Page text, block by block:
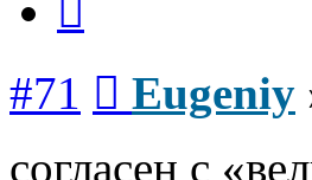
#71 Eugeniy
согласен с